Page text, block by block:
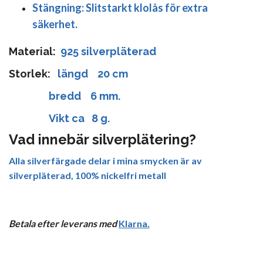
Stängning:Slitstarkt klolås för extra
säkerhet.
Material: 925 silverpläterad
Storlek: längd 20 cm
bredd 6 mm.
Vikt ca 8 g.
Vad innebär silverplätering?
Alla silverfärgade delar i mina smycken är av
silverpläterad, 100% nickelfri metall
Betala efter leverans med Klarna.